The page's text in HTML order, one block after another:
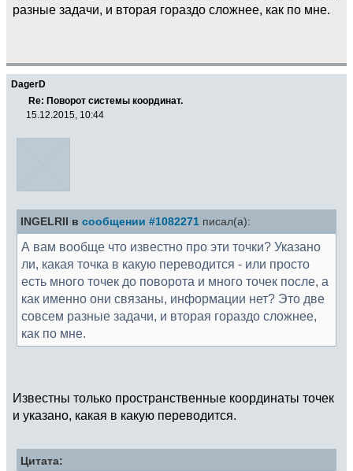
разные задачи, и вторая гораздо сложнее, как по мне.
DagerD
Re: Поворот системы координат.
15.12.2015, 10:44
INGELRII в сообщении #1082271 писал(а):
А вам вообще что известно про эти точки? Указано
ли, какая точка в какую переводится - или просто
есть много точек до поворота и много точек после, а
как именно они связаны, информации нет? Это две
совсем разные задачи, и вторая гораздо сложнее,
как по мне.
Известны только пространственные координаты точек
и указано, какая в какую переводится.
Цитата: